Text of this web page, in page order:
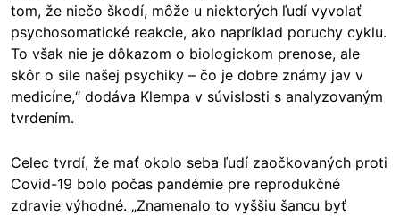
tom, že niečo škodí, môže u niektorých ľudí vyvolať
psychosomatické reakcie, ako napríklad poruchy cyklu.
To však nie je dôkazom o biologickom prenose, ale
skôr o sile našej psychiky – čo je dobre známy jav v
medicíne,“ dodáva Klempa v súvislosti s analyzovaným
tvrdením.
Celec tvrdí, že mať okolo seba ľudí zaočkovaných proti
Covid-19 bolo počas pandémie pre reprodukčné
zdravie výhodné. „Znamenalo to vyššiu šancu byť